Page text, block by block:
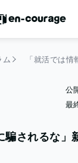
ム
公
最
騙されるな」